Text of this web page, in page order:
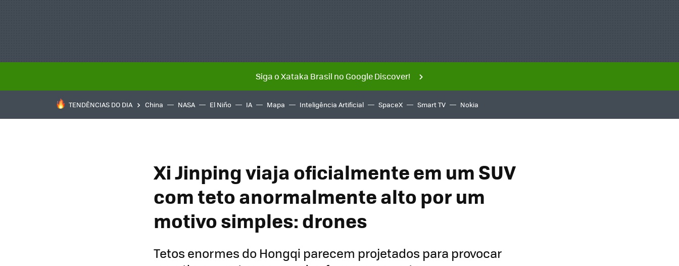
Siga o Xataka Brasil no Google Discover!
TENDÊNCIAS DO DIA China NASA El Niño IA Mapa Inteligência Artificial SpaceX Smart TV Nokia
Xi Jinping viaja oficialmente em um SUV
com teto anormalmente alto por um
motivo simples: drones
Tetos enormes do Hongqi parecem projetados para provocar